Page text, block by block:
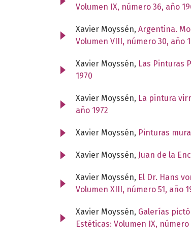
Volumen IX, número 36, año
Xavier Moyssén, Argentina.
Volumen VIII, número 30, año
Xavier Moyssén, Las Pinturas
1970
Xavier Moyssén, La pintura
año 1972
Xavier Moyssén, Pinturas
Xavier Moyssén, Juan de la
Xavier Moyssén, El Dr. Hans
Volumen XIII, número 51, año
Xavier Moyssén, Galerías
Estéticas: Volumen IX, número